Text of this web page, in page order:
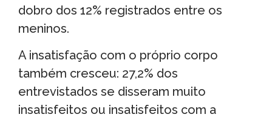
dobro dos 12% registrados entre os
meninos.
A insatisfação com o próprio corpo
também cresceu: 27,2% dos
entrevistados se disseram muito
insatisfeitos ou insatisfeitos com a